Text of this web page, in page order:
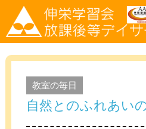
教室の毎日
自然とのふれあい